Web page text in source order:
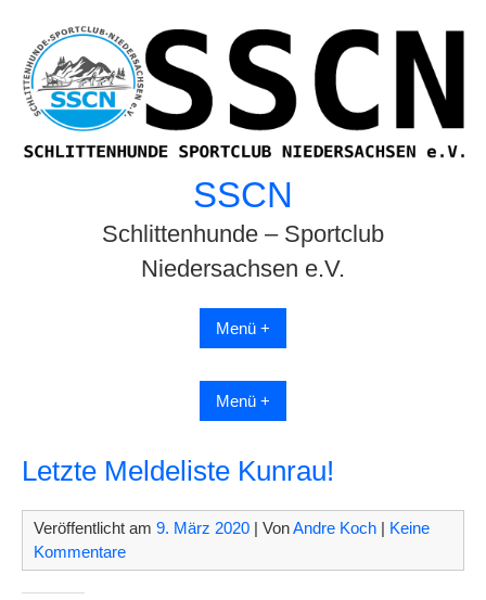
content
SSCN
Schlittenhunde – Sportclub
Niedersachsen e.V.
Menü +
Menü +
Letzte Meldeliste Kunrau!
Veröffentlicht am 9. März 2020 | VonAndre Koch | Keine
Kommentare